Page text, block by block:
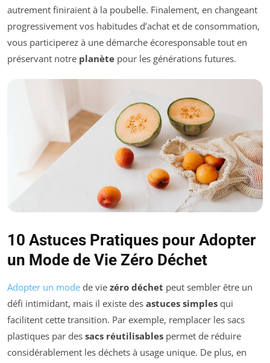
autrement finiraient à la poubelle. Finalement, en changeant
progressivement vos habitudes d’achat et de consommation,
vous participerez à une démarche écoresponsable tout en
préservant notre planète pour les générations futures.
10 Astuces Pratiques pour Adopter
un Mode de Vie Zéro Déchet
Adopter un mode de vie zéro déchet peut sembler être un
défi intimidant, mais il existe des astuces simples qui
facilitent cette transition. Par exemple, remplacer les sacs
plastiques par des sacs réutilisables permet de réduire
considérablement les déchets à usage unique. De plus, en